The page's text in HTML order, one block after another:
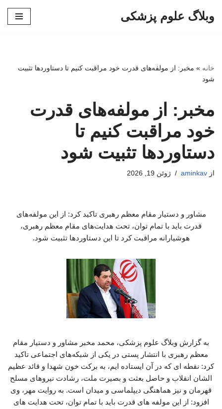
وبلاگ علوم پزشکی
خانه » مخبر: از مولفه‌های قدرت خود مراقبت کنیم تا دستاوردها تثبیت
شود
مخبر: از مولفه‌های قدرت
خود مراقبت کنیم تا
دستاوردها تثبیت شود
از aminkav ژوئن 19, 2026
مشاور و دستیار مقام معظم رهبری تاکید کرد: از این مولفه‌های
قدرت باید با تمام توان، تحت هدایت‌های مقام معظم رهبری،
هوشیارانه مراقبت کرد تا این دستاوردها تثبیت شود.
به گزارش وبلاگ علوم پزشکی، محمد مخبر مشاور و دستیار مقام
معظم رهبری با انتشار پستی در یکی از شبکه‌های اجتماعی تاکید
کرد: نقطه ای که در آن ایستاده ایم، به برکت خون شهدا و قائد عظیم
الشان انقلاب و حاصل بعثت و بصیرت ملت، رشادت نیروهای مسلح
قهرمان و نیز هماهنگی دیپلماسی و میدان است. به روایت مهر، وی
افزود: از این مولفه های قدرت باید با تمام توان، تحت هدایت های